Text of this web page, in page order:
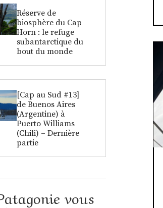
Réserve de
biosphère du Cap
Horn : le refuge
subantarctique du
bout du monde
[Cap au Sud #13]
de Buenos Aires
(Argentine) à
Puerto Williams
(Chili) – Dernière
partie
vous